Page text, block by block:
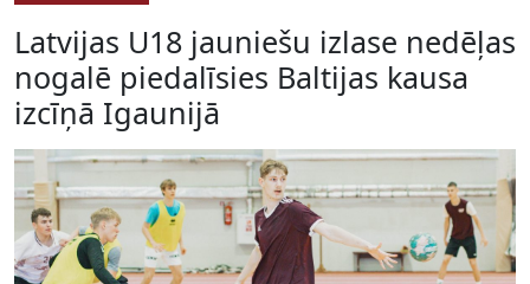
Latvijas U18 jauniešu izlase nedēļas
nogalē piedalīsies Baltijas kausa
izcīņā Igaunijā